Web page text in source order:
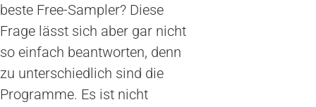
beste Free-Sampler? Diese
Frage lässt sich aber gar nicht
so einfach beantworten, denn
zu unterschiedlich sind die
Programme. Es ist nicht